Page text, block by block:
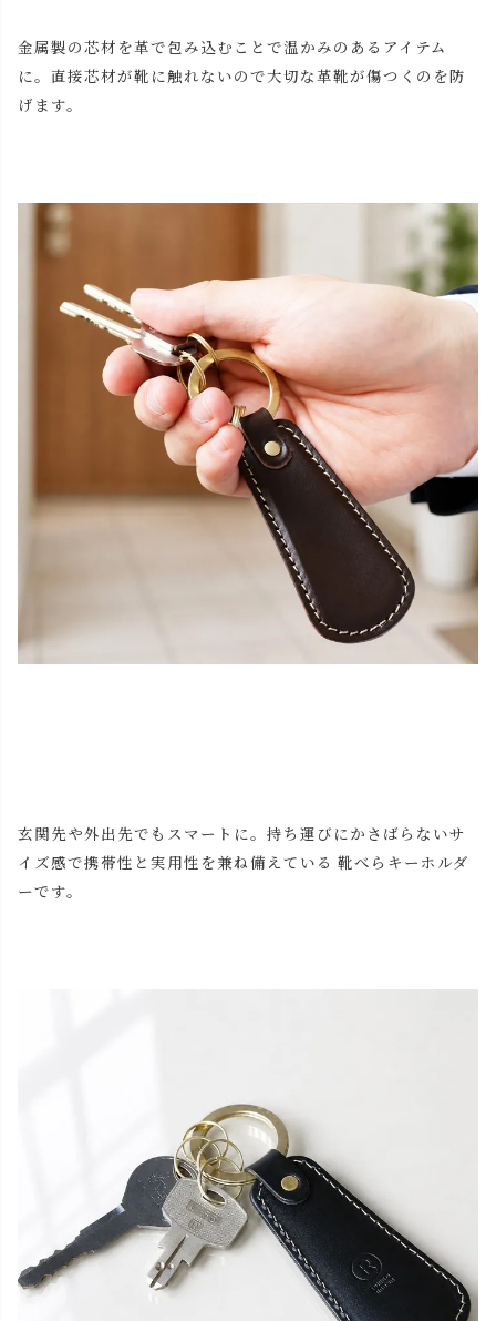
金属製の芯材を革で包み込むことで温かみのあるアイテム
に。直接芯材が靴に触れないので大切な革靴が傷つくのを防
げます。
玄関先や外出先でもスマートに。持ち運びにかさばらないサ
イズ感で携帯性と実用性を兼ね備えている 靴べらキーホルダ
ーです。